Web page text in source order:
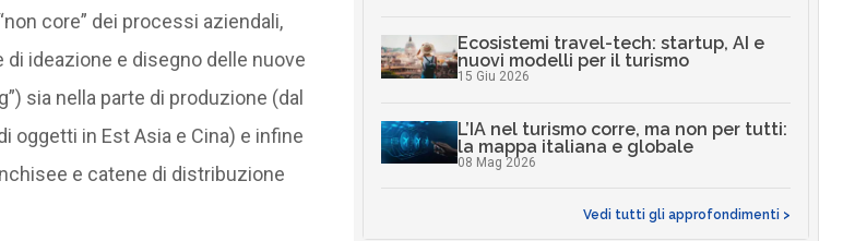
core” dei processi aziendali,
di ideazione e disegno delle nuove
sia nella parte di produzione (dal
oggetti in Est Asia e Cina) e infine
e catene di distribuzione
Ecosistemi travel-tech: startup, AI e
nuovi modelli per il turismo
15 Giu 2026
L’IA nel turismo corre, ma non per tutti:
la mappa italiana e globale
08 Mag 2026
Vedi tutti gli approfondimenti >